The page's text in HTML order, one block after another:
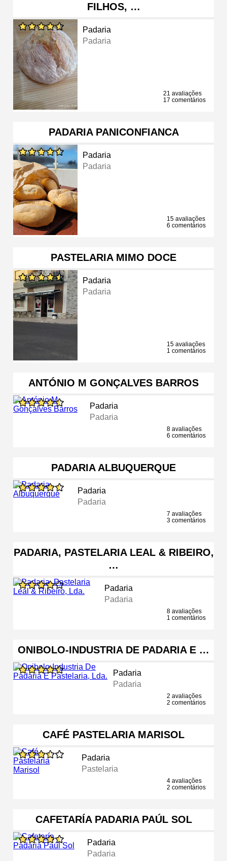
FILHOS, …
Padaria
Padaria
21 avaliações
17 comentários
PADARIA PANICONFIANCA
Padaria
Padaria
15 avaliações
6 comentários
PASTELARIA MIMO DOCE
Padaria
Padaria
15 avaliações
1 comentários
ANTÓNIO M GONÇALVES BARROS
Padaria
Padaria
8 avaliações
6 comentários
PADARIA ALBUQUERQUE
Padaria
Padaria
7 avaliações
3 comentários
PADARIA, PASTELARIA LEAL & RIBEIRO,
…
Padaria
Padaria
8 avaliações
1 comentários
ONIBOLO-INDUSTRIA DE PADARIA E …
Padaria
Padaria
2 avaliações
2 comentários
CAFÉ PASTELARIA MARISOL
Padaria
Pastelaria
4 avaliações
2 comentários
CAFETARÍA PADARIA PAÚL SOL
Padaria
Padaria